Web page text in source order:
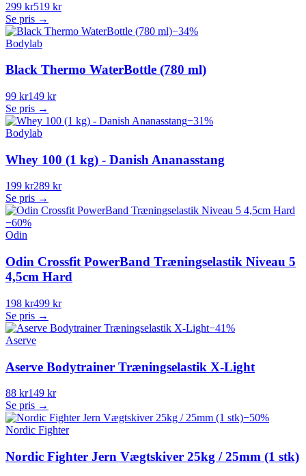
299 kr519 kr
Se pris →
−34%
Bodylab
Black Thermo WaterBottle (780 ml)
99 kr149 kr
Se pris →
−31%
Bodylab
Whey 100 (1 kg) - Danish Ananasstang
199 kr289 kr
Se pris →
−60%
Odin
Odin Crossfit PowerBand Træningselastik Niveau 5
4,5cm Hard
198 kr499 kr
Se pris →
−41%
Aserve
Aserve Bodytrainer Træningselastik X-Light
88 kr149 kr
Se pris →
−50%
Nordic Fighter
Nordic Fighter Jern Vægtskiver 25kg / 25mm (1 stk)